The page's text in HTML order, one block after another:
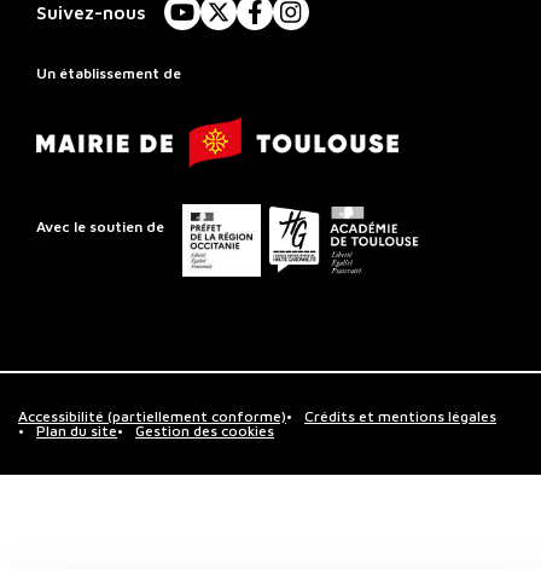
Rayonnement
Régional
Toulouse
Suivez-nous
YouTube
X FacebookInstagram
Un établissement de
Mairie
de
Avec le soutien de
Préfet
de
la
Conseil
départemental
Académie
de
Accessibilité (partiellement conforme)
Crédits et mentions légales
Plan du site
Gestion des cookies